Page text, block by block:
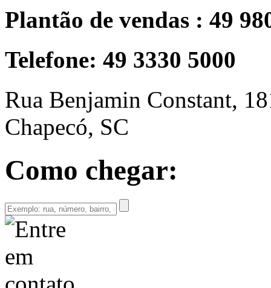
Plantão de vendas : 49
Telefone: 49 3330 5000
Rua Benjamin Constant,
Chapecó, SC
Como chegar: